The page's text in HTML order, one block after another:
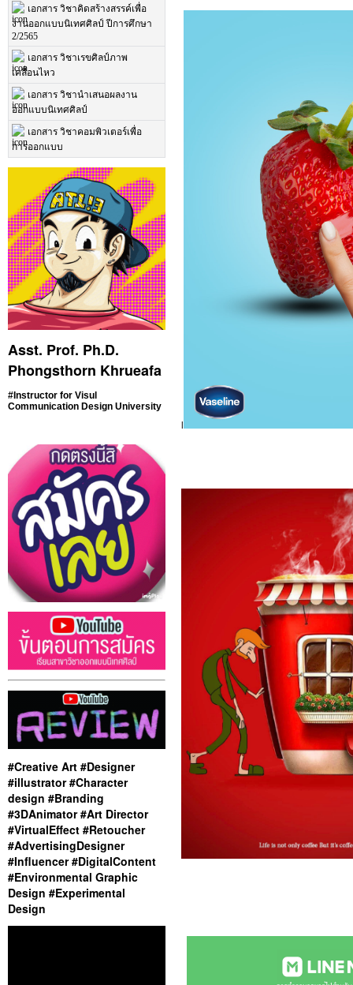
เอกสาร วิชาคิดสร้างสรรค์เพื่อ
งานออกแบบนิเทศศิลป์ ปีการศึกษา
2/2565
เอกสาร วิชาเรขศิลป์ภาพ
เคลื่อนไหว
เอกสาร วิชานำเสนอผลงาน
ออกแบบนิเทศศิลป์
เอกสาร วิชาคอมพิวเตอร์เพื่อ
การออกแบบ
Asst. Prof. Ph.D.
Phongsthorn Khrueafa
#Instructor for Visul
Communication Design University
#Creative Art #Designer
#illustrator #Character
design #Branding
#3DAnimator #Art Director
#VirtualEffect #Retoucher
#AdvertisingDesigner
#Influencer #DigitalContent
#Environmental Graphic
Design #Experimental
Design
l